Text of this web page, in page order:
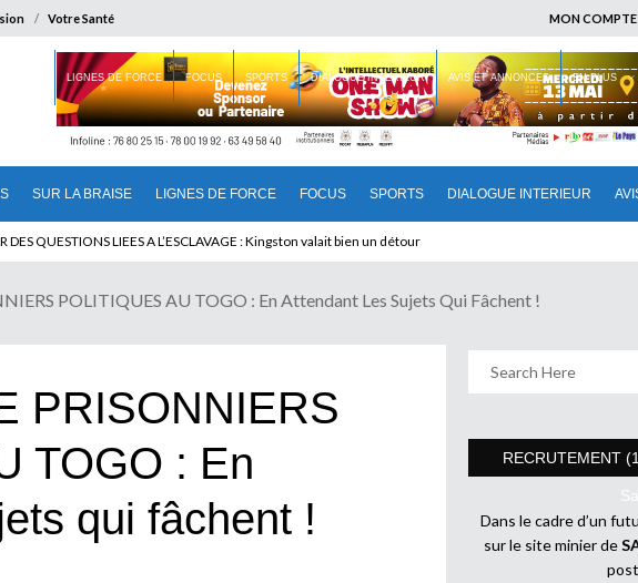
Votre Santé MON COMPTE
SUR LA BRAISE LIGNES DE FORCE FOCUS SPORTS DIALOGUE INTERIEUR
LIGNES DE FORCE FOCUS SPORTS DIALOGUE INTERIEUR AVIS ET ANNONCES EN PLUS
DU CAMEROUN : Qui pilote le Cameroun ?
POLITIQUES AU TOGO : En Attendant Les Sujets Qui Fâchent !
PRISONNIERS
TOGO : En
qui fâchent !
RECRUTEMENT
Dans le cadre d’un
sur le site minier de